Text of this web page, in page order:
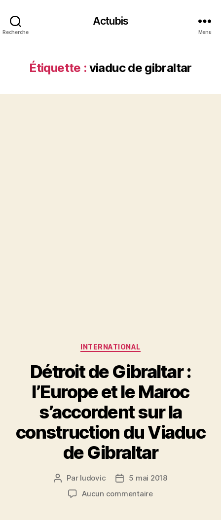
Recherche
Actubis
Menu
Étiquette : viaduc de gibraltar
Catégories
INTERNATIONAL
Détroit de Gibraltar :
l’Europe et le Maroc
s’accordent sur la
construction du Viaduc
de Gibraltar
Auteur
l’article
Par ludovic
Date5 mai 2018
Aucun commentairesur